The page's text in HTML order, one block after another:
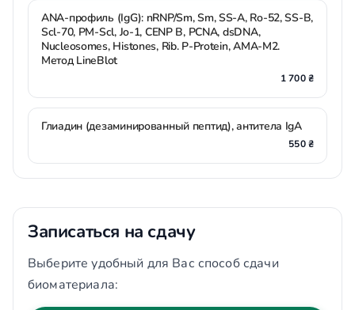
ANA-профиль (IgG): nRNP/Sm, Sm, SS-A, Ro-52, SS-B,
Scl-70, PM-Scl, Jo-1, CENP B, PCNA, dsDNA,
Nucleosomes, Histones, Rib. P-Protein, AMA-M2.
Метод LineBlot
1 700 ₴
Глиадин (дезаминированный пептид), антитела IgA
550 ₴
Записаться на сдачу
Выберите удобный для Вас способ сдачи
биоматериала: